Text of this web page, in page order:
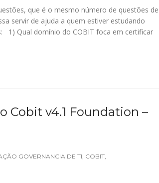
que é o mesmo número de questões de
servir de ajuda a quem estiver estudando
1) Qual domínio do COBIT foca em certificar
Cobit v4.1 Foundation –
GOVERNANCIA DE TI, COBIT,